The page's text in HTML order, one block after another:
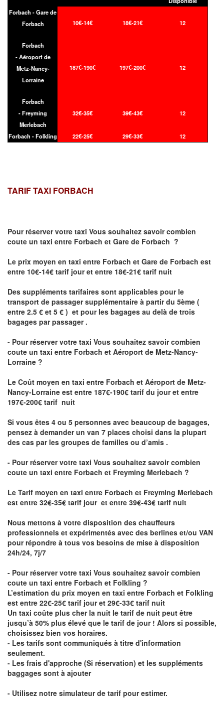
Forbach - Gare de
Forbach
10€-14€ 18€-21€ 12
Forbach
- Aéroport de
Metz-Nancy-
Lorraine
187€-190€ 197€-200€ 12
Forbach
- Freyming
Merlebach
32€-35€ 39€-43€ 12
Forbach - Folkling 22€-25€ 29€-33€ 12
TARIF TAXI FORBACH
Pour réserver votre taxi Vous souhaitez savoircombien
coute un taxi entre Forbach et Gare de Forbach ?
Le prix moyen en taxi entre Forbach et Gare de Forbach est
entre 10€-14€ tarif jour et entre 18€-21€ tarif nuit
Des suppléments tarifaires sont applicables pour le
transport de passager supplémentaire à partir du 5ème (
entre 2.5 € et 5 € ) et pour les bagages au delà de trois
bagages par passager .
- Pour réserver votre taxi Vous souhaitez savoircombien
coute un taxi entre Forbach et Aéroport de Metz-Nancy-
Lorraine ?
Le Coût moyen en taxi entre Forbach et Aéroport de Metz-
Nancy-Lorraine est entre 187€-190€ tarif du jour et entre
197€-200€ tarif nuit
Si vous êtes 4 ou 5 personnes avec beaucoup de bagages,
pensez à demander un van 7 places choisi dans la plupart
des cas par les groupes de familles ou d’amis .
- Pour réserver votre taxi Vous souhaitez savoircombien
coute un taxi entre Forbach et Freyming Merlebach ?
Le Tarif moyen en taxi entre Forbach et Freyming Merlebach
est entre 32€-35€ tarif jour et entre 39€-43€ tarif nuit
Nous mettons à votre disposition des chauffeurs
professionnels et expérimentés avec des berlines et/ou VAN
pour répondre à tous vos besoins de mise à disposition
24h/24, 7j/7
- Pour réserver votre taxi Vous souhaitez savoircombien
coute un taxi entre Forbach et Folkling ?
L’estimation du prix moyen en taxi entre Forbach et Folkling
est entre 22€-25€ tarif jour et 29€-33€ tarif nuit
Un taxi coûte plus cher la nuit le tarif de nuit peut être
jusqu’à 50% plus élevé que le tarif de jour ! Alors si possible,
choisissez bien vos horaires.
- Les tarifs sont communiqués à titre d'information
seulement.
- Les frais d'approche (Si réservation) et les suppléments
baggages sont à ajouter
- Utilisez notre simulateur de tarif pour estimer.